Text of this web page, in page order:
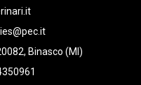
Binasco (MI)